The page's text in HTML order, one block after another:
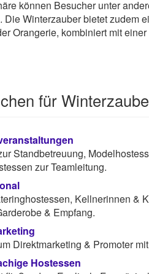
können Besucher unter
Winterzauber bietet zudem
Orangerie, kombiniert mit
für
Standbetreuung,
zur Teamleitung.
Kellnerinnen &
& Empfang.
Direktmarketing & Promoter
Hostessen